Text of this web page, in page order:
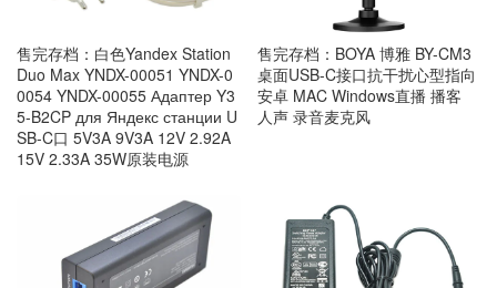
售完存档：白色Yandex Station
Duo Max YNDX-00051 YNDX-0
0054 YNDX-00055 Адаптер Y3
5-B2CP для Яндекс станции U
SB-C口 5V3A 9V3A 12V 2.92A
15V 2.33A 35W原装电源
售完存档：BOYA 博雅 BY-CM3
桌面USB-C接口抗干扰心型指向
安卓 MAC Windows直播 播客
人声 录音麦克风